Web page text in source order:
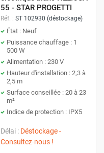
55 - STAR PROGETTI
Réf. : ST 102930 (déstockage)
État : Neuf
Puissance chauffage : 1
500 W
Alimentation : 230 V
Hauteur d'installation : 2,3 à
2,5 m
Surface conseillée : 20 à 23
m²
Indice de protection : IPX5
Délai : Déstockage -
Consultez-nous !